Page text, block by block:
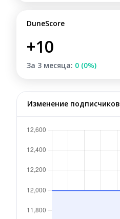
DuneScore
+10
За 3 месяца: 0 (0%)
Изменение подписчиков